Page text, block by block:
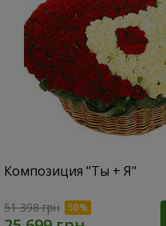
Композиция "Ты + Я"
51 398 грн